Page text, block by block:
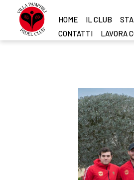
HOME IL CLUB
CONTATTI
LAVORA